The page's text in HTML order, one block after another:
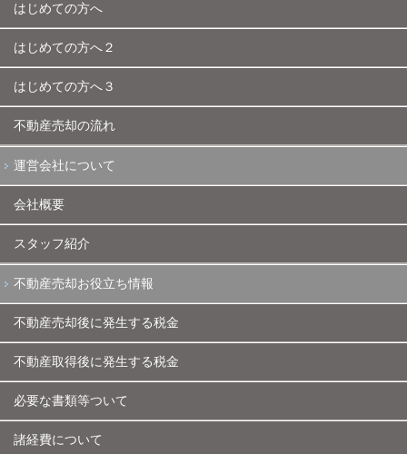
はじめての方へ
はじめての方へ２
はじめての方へ３
不動産売却の流れ
運営会社について
会社概要
スタッフ紹介
不動産売却お役立ち情報
不動産売却後に発生する税金
不動産取得後に発生する税金
必要な書類等ついて
諸経費について